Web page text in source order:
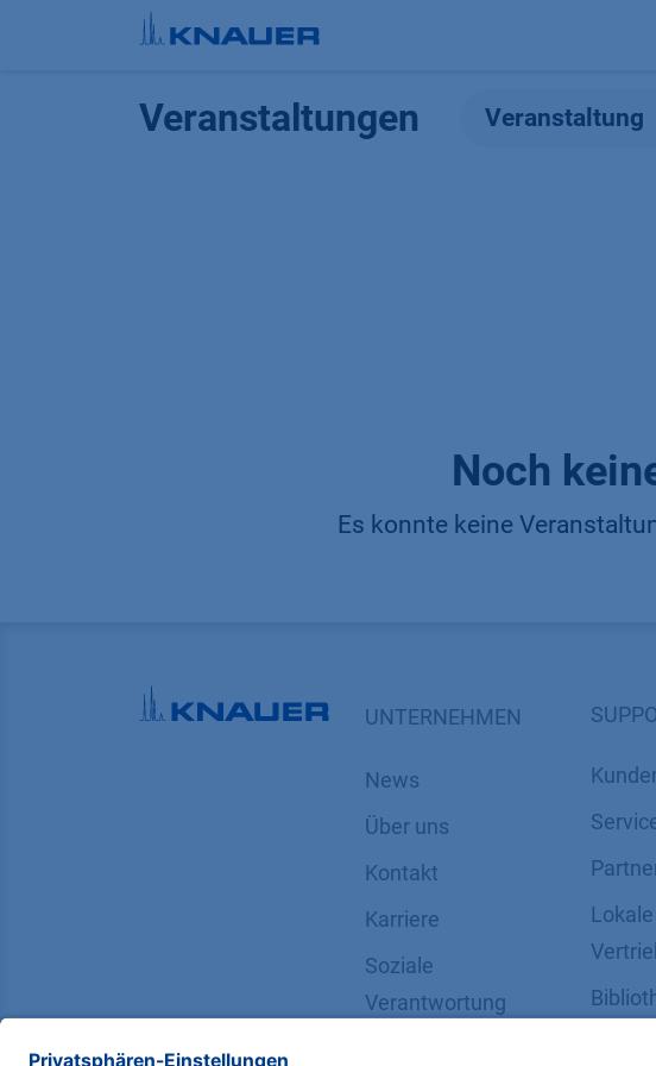
Zum Inhalt springen
Veranstaltungen Veranstaltung
Noch
Es konnte keine
UNTERNEHMEN
News
Über uns
Kontakt
Karriere
Soziale
Verantwortung
Lokale